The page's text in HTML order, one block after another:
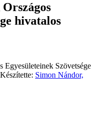
hivatalos
Szövetsége
Simon Nándor,